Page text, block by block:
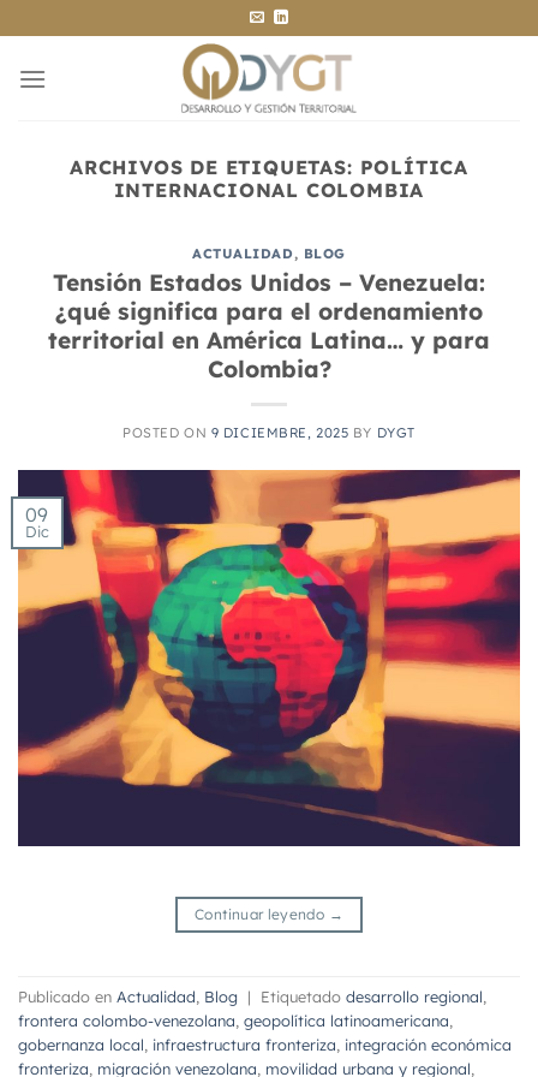
al
contenido
ARCHIVOS DE ETIQUETAS: POLÍTICA
INTERNACIONAL COLOMBIA
ACTUALIDAD, BLOG
Tensión Estados Unidos – Venezuela:
¿qué significa para el ordenamiento
territorial en América Latina… y para
Colombia?
POSTED ON 9 DICIEMBRE, 2025 BY DYGT
09
Dic
Continuar leyendo →
Publicado en Actualidad, Blog | Etiquetado desarrollo regional,
frontera colombo-venezolana, geopolítica latinoamericana,
gobernanza local, infraestructura fronteriza, integración económica
fronteriza, migración venezolana, movilidad urbana y regional,